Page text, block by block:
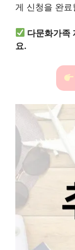
게 신청을 완
다문화가족
요.